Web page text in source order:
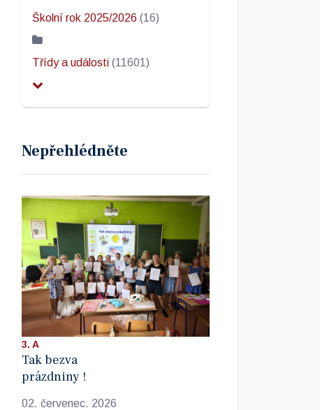
Školní rok 2025/2026 (16)
Třídy a události (11601)
Nepřehlédněte
3. A
Tak bezva
prázdniny !
02. červenec. 2026